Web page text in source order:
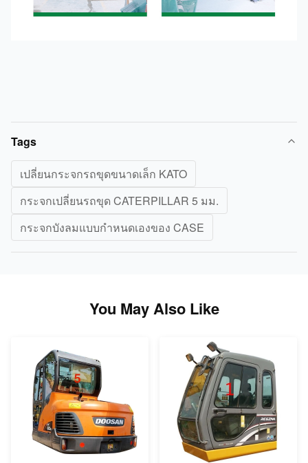
Tags
เปลี่ยนกระจกรถขุดขนาดเล็ก KATO
กระจกเปลี่ยนรถขุด CATERPILLAR 5 มม.
กระจกบังลมแบบกำหนดเองของ CASE
You May Also Like